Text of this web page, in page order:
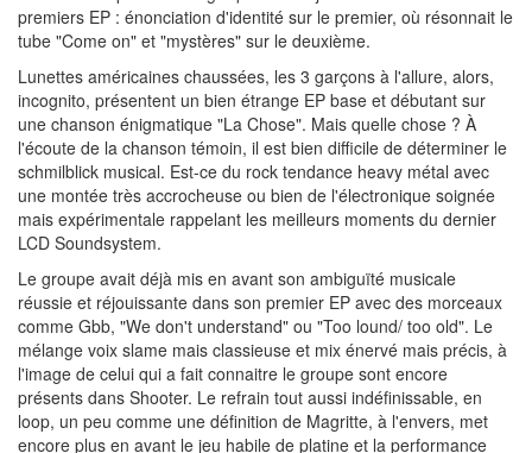
premiers EP : énonciation d'identité sur le premier, où résonnait le
tube "Come on" et "mystères" sur le deuxième.
Lunettes américaines chaussées, les 3 garçons à l'allure, alors,
incognito, présentent un bien étrange EP base et débutant sur
une chanson énigmatique "La Chose". Mais quelle chose ? À
l'écoute de la chanson témoin, il est bien difficile de déterminer le
schmilblick musical. Est-ce du rock tendance heavy métal avec
une montée très accrocheuse ou bien de l'électronique soignée
mais expérimentale rappelant les meilleurs moments du dernier
LCD Soundsystem.
Le groupe avait déjà mis en avant son ambiguïté musicale
réussie et réjouissante dans son premier EP avec des morceaux
comme Gbb, "We don't understand" ou "Too lound/ too old". Le
mélange voix slame mais classieuse et mix énervé mais précis, à
l'image de celui qui a fait connaitre le groupe sont encore
présents dans Shooter. Le refrain tout aussi indéfinissable, en
loop, un peu comme une définition de Magritte, à l'envers, met
encore plus en avant le jeu habile de platine et la performance